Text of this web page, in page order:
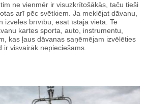
ne vienmēr ir visuzkrītošākās, taču tieši
arī pēc svētkiem. Ja meklējat dāvanu,
izvēles brīvību, esat īstajā vietā. Te
kartes sporta, auto, instrumentu,
kas ļaus dāvanas saņēmējam izvēlēties
visvairāk nepieciešams.